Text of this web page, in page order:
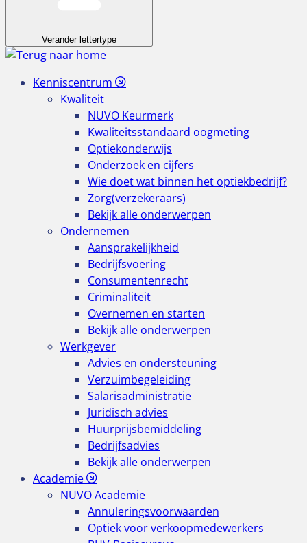
Verander lettertype
Kenniscentrum
Kwaliteit
NUVO Keurmerk
Kwaliteitsstandaard oogmeting
Optiekonderwijs
Onderzoek en cijfers
Wie doet wat binnen het optiekbedrijf?
Zorg(verzekeraars)
Bekijk alle onderwerpen
Ondernemen
Aansprakelijkheid
Bedrijfsvoering
Consumentenrecht
Criminaliteit
Overnemen en starten
Bekijk alle onderwerpen
Werkgever
Advies en ondersteuning
Verzuimbegeleiding
Salarisadministratie
Juridisch advies
Huurprijsbemiddeling
Bedrijfsadvies
Bekijk alle onderwerpen
Academie
NUVO Academie
Annuleringsvoorwaarden
Optiek voor verkoopmedewerkers